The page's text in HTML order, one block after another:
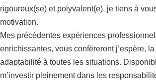
rigoureux(se) et polyvalent(e), je tiens à
motivation.
Mes précédentes expériences
enrichissantes, vous confèreront j’espère,
adaptabilité à toutes les situations.
m’investir pleinement dans les